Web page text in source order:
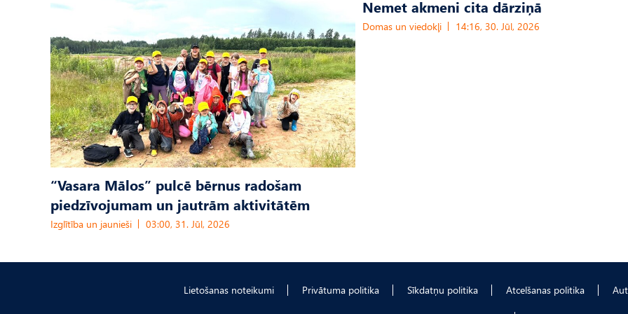
“Vasara Mālos” pulcē bērnus radošam
piedzīvojumam un jautrām aktivitātēm
Izglītība un jaunieši 03:00, 31. Jūl, 2026
Nemet akmeni cita dārziņā
Domas un viedokļi 14:16, 30. Jūl, 2026
Lietošanas noteikumi Privātuma politika Sīkdatņu politika Atcelšanas politika